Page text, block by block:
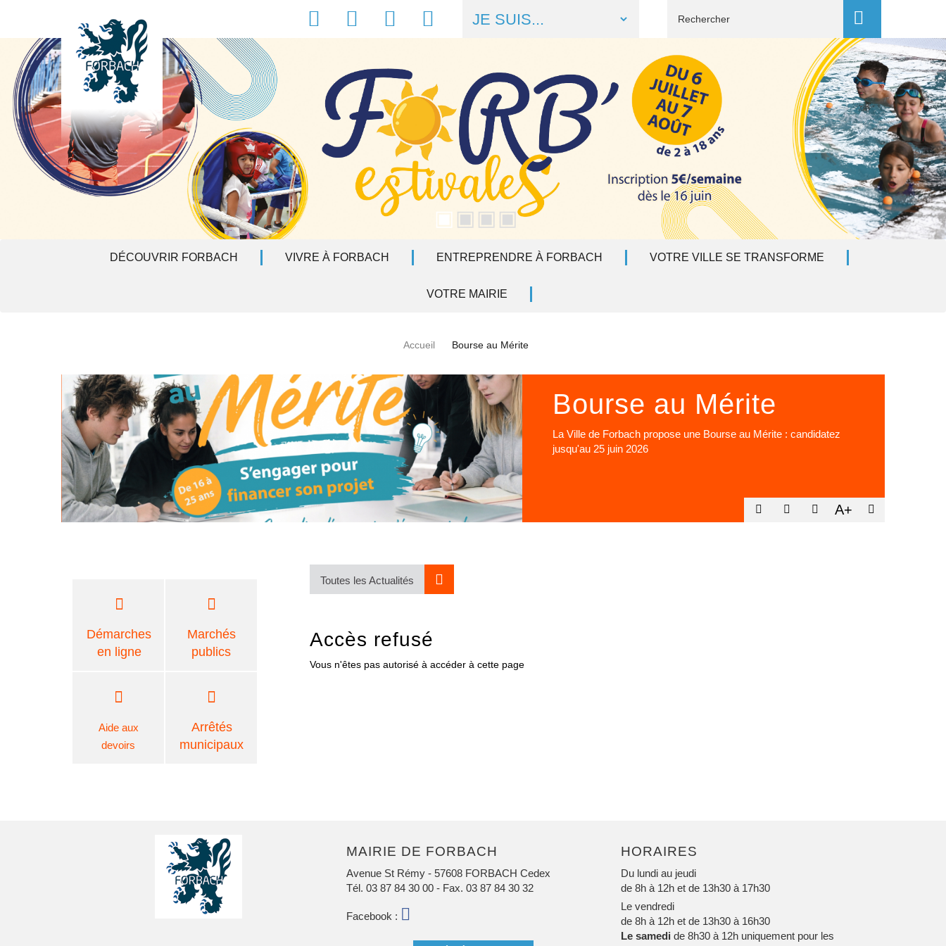
FacebookMétéo
NumérosLiens
DÉCOUVRIR FORBACH VIVRE À FORBACH ENTREPRENDRE À FORBACH VOTRE VILLE SE TRANSFORME
VOTRE MAIRIE
Accueil Bourse au Mérite
Bourse au Mérite
La Ville de Forbach propose une Bourse au Mérite : candidatez
jusqu'au 25 juin 2026
A+
Toutes les Actualités
Accès refusé
Vous n'êtes pas autorisé à accéder à cette page
Démarches
en ligne
Marchés
publics
Aide aux
devoirs
Arrêtés
municipaux
MAIRIE DE FORBACH
Avenue St Rémy - 57608 FORBACH Cedex
Tél. 03 87 84 30 00 - Fax. 03 87 84 30 32
Facebook :
HORAIRES
Du lundi au jeudi
de 8h à 12h et de 13h30 à 17h30
Le vendredi
de 8h à 12h et de 13h30 à 16h30
Le samedi de 8h30 à 12h uniquement pour les